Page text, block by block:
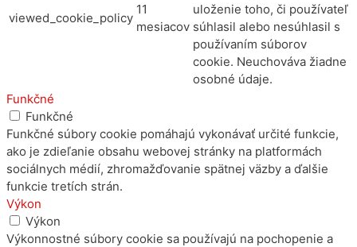
viewed_cookie_policy
11
mesiacov
uloženie toho, či používateľ
súhlasil alebo nesúhlasil s
používaním súborov
cookie. Neuchováva žiadne
osobné údaje.
Funkčné
Funkčné
Funkčné súbory cookie pomáhajú vykonávať určité funkcie,
ako je zdieľanie obsahu webovej stránky na platformách
sociálnych médií, zhromažďovanie spätnej väzby a ďalšie
funkcie tretích strán.
Výkon
Výkon
Výkonnostné súbory cookie sa používajú na pochopenie a